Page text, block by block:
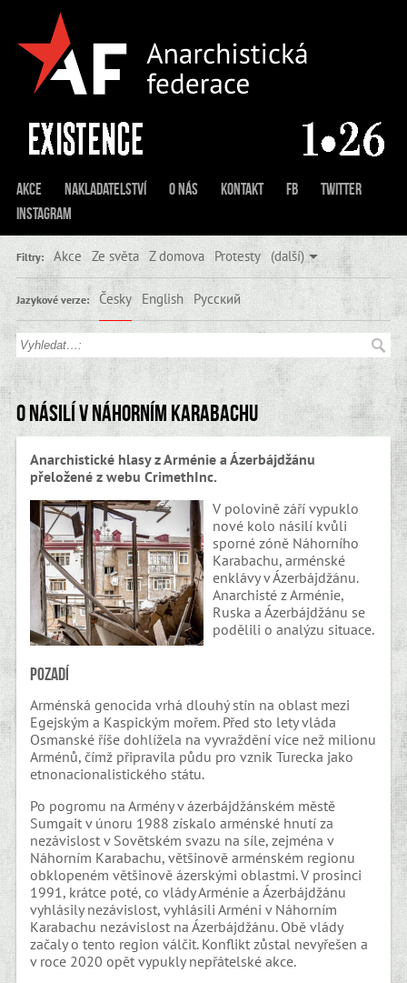
Akce Nakladatelství O nás Kontakt FB
Twitter
Instagram
Filtry: Akce Ze světa Z domova Protesty (další)
Jazykové verze: Česky English Русский
O násilí v Náhorním Karabachu
Anarchistické hlasy z Arménie a Ázerbájdžánu
přeložené z webu CrimethInc.
V polovině září vypuklo
nové kolo násilí kvůli
sporné zóně Náhorního
Karabachu, arménské
enklávy v Ázerbájdžánu.
Anarchisté z Arménie,
Ruska a Ázerbájdžánu se
podělili o analýzu situace.
Pozadí
Arménská genocida vrhá dlouhý stín na oblast mezi
Egejským a Kaspickým mořem. Před sto lety vláda
Osmanské říše dohlížela na vyvraždění více než milionu
Arménů, čímž připravila půdu pro vznik Turecka jako
etnonacionalistického státu.
Po pogromu na Armény v ázerbájdžánském městě
Sumgait v únoru 1988 získalo arménské hnutí za
nezávislost v Sovětském svazu na síle, zejména v
Náhorním Karabachu, většinově arménském regionu
obklopeném většinově ázerskými oblastmi. V prosinci
1991, krátce poté, co vlády Arménie a Ázerbájdžánu
vyhlásily nezávislost, vyhlásili Arméni v Náhorním
Karabachu nezávislost na Ázerbájdžánu. Obě vlády
začaly o tento region válčit. Konflikt zůstal nevyřešen a
v roce 2020 opět vypukly nepřátelské akce.